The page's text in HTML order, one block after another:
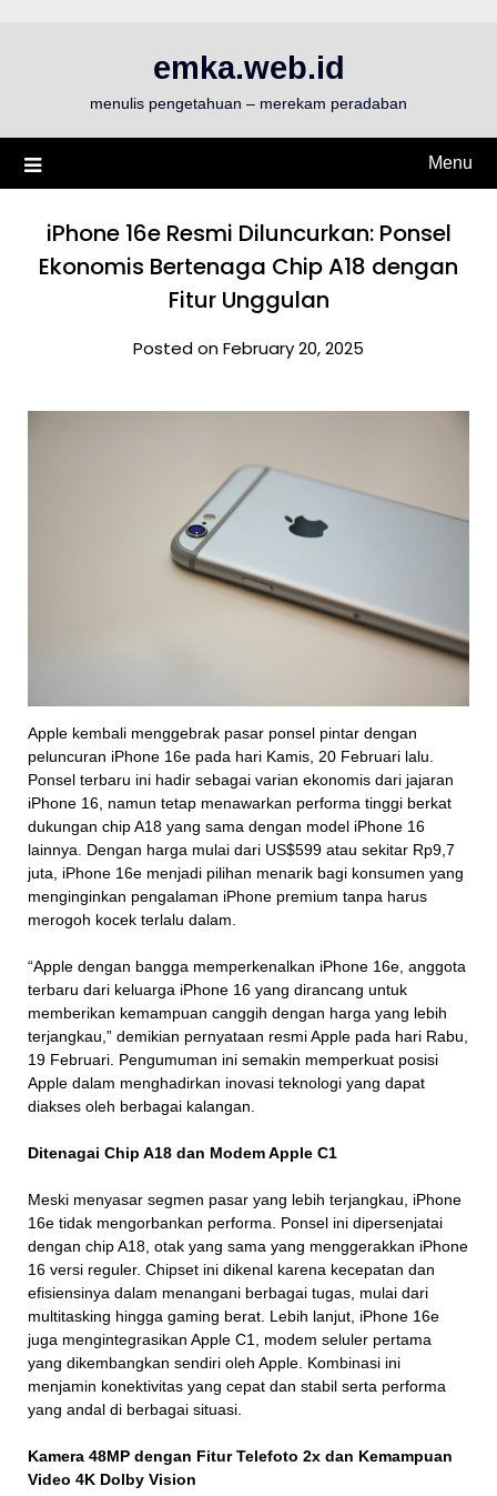
emka.web.id
menulis pengetahuan – merekam peradaban
Menu
iPhone 16e Resmi Diluncurkan: Ponsel
Ekonomis Bertenaga Chip A18 dengan
Fitur Unggulan
Posted on February 20, 2025
Apple kembali menggebrak pasar ponsel pintar dengan
peluncuran iPhone 16e pada hari Kamis, 20 Februari lalu.
Ponsel terbaru ini hadir sebagai varian ekonomis dari jajaran
iPhone 16, namun tetap menawarkan performa tinggi berkat
dukungan chip A18 yang sama dengan model iPhone 16
lainnya. Dengan harga mulai dari US$599 atau sekitar Rp9,7
juta, iPhone 16e menjadi pilihan menarik bagi konsumen yang
menginginkan pengalaman iPhone premium tanpa harus
merogoh kocek terlalu dalam.
“Apple dengan bangga memperkenalkan iPhone 16e, anggota
terbaru dari keluarga iPhone 16 yang dirancang untuk
memberikan kemampuan canggih dengan harga yang lebih
terjangkau,” demikian pernyataan resmi Apple pada hari Rabu,
19 Februari. Pengumuman ini semakin memperkuat posisi
Apple dalam menghadirkan inovasi teknologi yang dapat
diakses oleh berbagai kalangan.
Ditenagai Chip A18 dan Modem Apple C1
Meski menyasar segmen pasar yang lebih terjangkau, iPhone
16e tidak mengorbankan performa. Ponsel ini dipersenjatai
dengan chip A18, otak yang sama yang menggerakkan iPhone
16 versi reguler. Chipset ini dikenal karena kecepatan dan
efisiensinya dalam menangani berbagai tugas, mulai dari
multitasking hingga gaming berat. Lebih lanjut, iPhone 16e
juga mengintegrasikan Apple C1, modem seluler pertama
yang dikembangkan sendiri oleh Apple. Kombinasi ini
menjamin konektivitas yang cepat dan stabil serta performa
yang andal di berbagai situasi.
Kamera 48MP dengan Fitur Telefoto 2x dan Kemampuan
Video 4K Dolby Vision